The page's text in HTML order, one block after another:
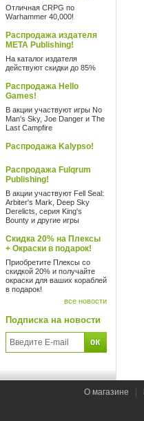
Отличная CRPG по
Warhammer 40,000!
Распродажа издателя
META Publishing!
На каталог издателя
действуют скидки до 85%
Распродажа Hello
Games!
В акции участвуют игры No
Man's Sky, Joe Danger и The
Last Campfire
Распродажа Kalypso!
Распродажа Fulqrum
Publishing!
В акции участвуют Fell Seal:
Arbiter's Mark, Deep Sky
Derelicts, серия King's
Bounty и другие игры
Скидка 20% на Плексы
+ Окраски в подарок!
Приобретите Плексы со
скидкой 20% и получайте
окраски для ваших кораблей
в подарок!
все новости
Подписка на новости
О магазине